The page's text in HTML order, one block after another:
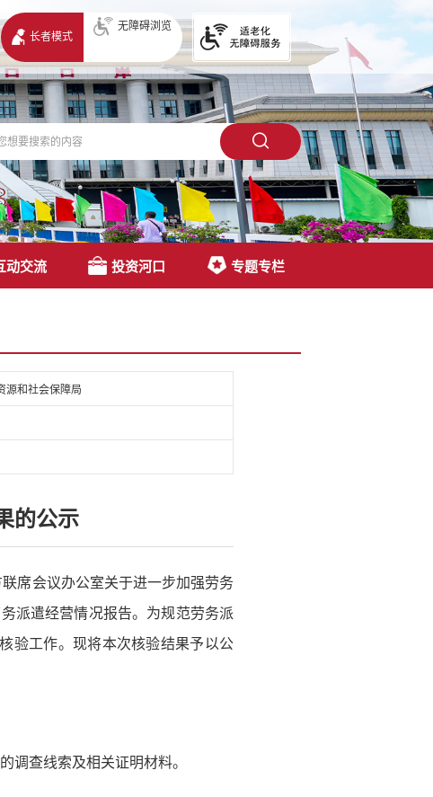
长者模式
无障碍浏览
动交流 投资河口 专题专栏
源和社会保障局
的公示
席会议办公室关于进一步加强劳务
派遣经营情况报告。为规范劳务派
验工作。现将本次核验结果予以公
调查线索及相关证明材料。